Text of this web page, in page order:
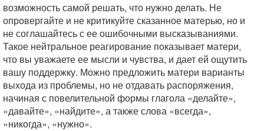
возможность самой решать, что нужно делать. Не
опровергайте и не критикуйте сказанное матерью, но и
не соглашайтесь с ее ошибочными высказываниями.
Такое нейтральное реагирование показывает матери,
что вы уважаете ее мысли и чувства, и дает ей ощутить
вашу поддержку. Можно предложить матери варианты
выхода из проблемы, но не отдавать распоряжения,
начиная с повелительной формы глагола «делайте»,
«давайте», «найдите», а также слова «всегда»,
«никогда», «нужно».